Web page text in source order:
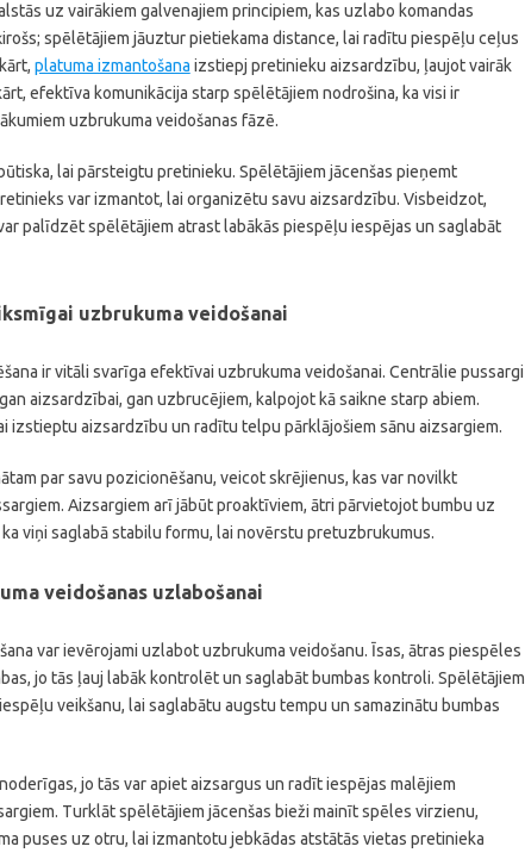
uz vairākiem galvenajiem principiem, kas uzlabo komandas
spēlētājiem jāuztur pietiekama distance, lai radītu piespēļu ceļus
platuma izmantošana izstiepj pretinieku aizsardzību, ļaujot vairāk
efektīva komunikācija starp spēlētājiem nodrošina, ka visi ir
uzbrukuma veidošanas fāzē.
lai pārsteigtu pretinieku. Spēlētājiem jācenšas pieņemt
var izmantot, lai organizētu savu aizsardzību. Visbeidzot,
palīdzēt spēlētājiem atrast labākās piespēļu iespējas un saglabāt
uzbrukuma veidošanai
ir vitāli svarīga efektīvai uzbrukuma veidošanai. Centrālie pussargi
aizsardzībai, gan uzbrucējiem, kalpojot kā saikne starp abiem.
izstieptu aizsardzību un radītu telpu pārklājošiem sānu aizsargiem.
par savu pozicionēšanu, veicot skrējienus, kas var novilkt
Aizsargiem arī jābūt proaktīviem, ātri pārvietojot bumbu uz
viņi saglabā stabilu formu, lai novērstu pretuzbrukumus.
veidošanas uzlabošanai
var ievērojami uzlabot uzbrukuma veidošanu. Īsas, ātras piespēles
jo tās ļauj labāk kontrolēt un saglabāt bumbas kontroli. Spēlētājiem
veikšanu, lai saglabātu augstu tempu un samazinātu bumbas
jo tās var apiet aizsargus un radīt iespējas malējiem
Turklāt spēlētājiem jācenšas bieži mainīt spēles virzienu,
puses uz otru, lai izmantotu jebkādas atstātās vietas pretinieka